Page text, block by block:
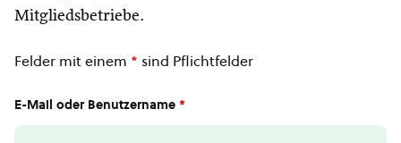
Mitgliedsbetriebe.
Felder mit einem * sind Pflichtfelder
E-Mail oder Benutzername *